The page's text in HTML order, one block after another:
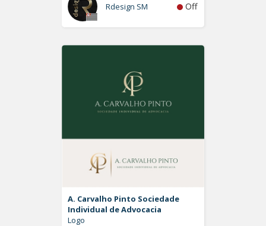
Rdesign SM Off
A. Carvalho Pinto Sociedade
Individual de Advocacia
Logo